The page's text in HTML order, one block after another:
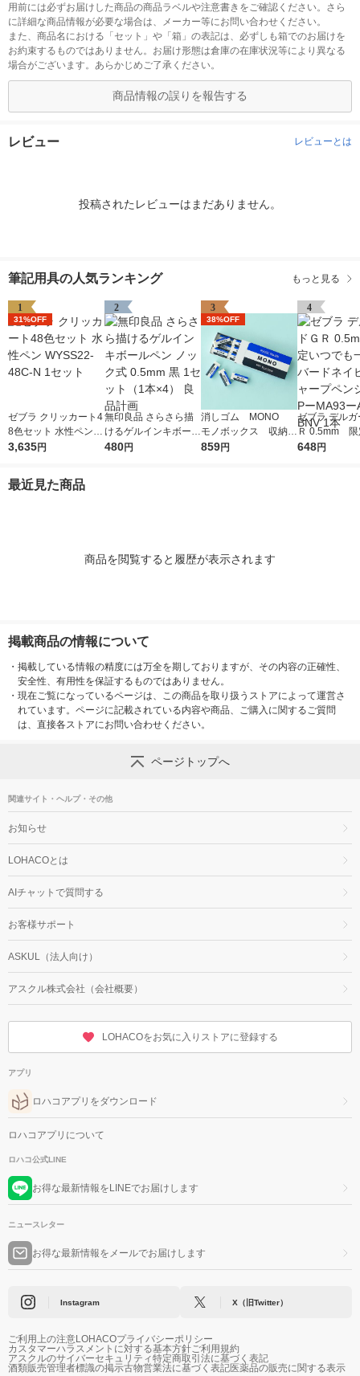
用前には必ずお届けした商品の商品ラベルや注意書きをご確認ください。さら
に詳細な商品情報が必要な場合は、メーカー等にお問い合わせください。
また、商品名における「セット」や「箱」の表記は、必ずしも箱でのお届けを
お約束するものではありません。お届け形態は倉庫の在庫状況等により異なる
場合がございます。あらかじめご了承ください。
商品情報の誤りを報告する
レビュー レビューとは
投稿されたレビューはまだありません。
筆記用具の人気ランキング もっと見る
1
31%OFF
ゼブラ クリッカート4
8色セット 水性ペン W
YSS22-48C-N 1セッ
3,635円
2
無印良品 さらさら描
けるゲルインキボール
ペン ノック式 0.5mm
480円
3
38%OFF
消しゴム MONO
モノボックス 収納B
OX付 JHA-061 1個
859円
4
ゼブラ デルガ
Ｒ 0.5mm 限
でも一緒 バ
648円
最近見た商品
商品を閲覧すると履歴が表示されます
掲載商品の情報について
・ 掲載している情報の精度には万全を期しておりますが、その内容の正確性、
安全性、有用性を保証するものではありません。
・ 現在ご覧になっているページは、この商品を取り扱うストアによって運営さ
れています。ページに記載されている内容や商品、ご購入に関するご質問
は、直接各ストアにお問い合わせください。
ページトップへ
関連サイト・ヘルプ・その他
お知らせ
LOHACOとは
AIチャットで質問する
お客様サポート
ASKUL（法人向け）
アスクル株式会社（会社概要）
LOHACOをお気に入りストアに登録する
アプリ
ロハコアプリをダウンロード
ロハコアプリについて
ロハコ公式LINE
お得な最新情報をLINEでお届けします
ニュースレター
お得な最新情報をメールでお届けします
Instagram X（旧Twitter）
ご利用上の注意LOHACOプライバシーポリシー
カスタマーハラスメントに対する基本方針ご利用規約
アスクルのサイバーセキュリティ特定商取引法に基づく表記
酒類販売管理者標識の掲示古物営業法に基づく表記医薬品の販売に関する表示